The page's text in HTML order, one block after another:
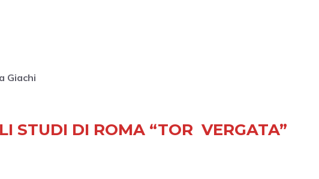
Giachi
STUDI DI ROMA “TOR VERGATA”